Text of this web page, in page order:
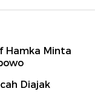
Hamka Minta
Diajak